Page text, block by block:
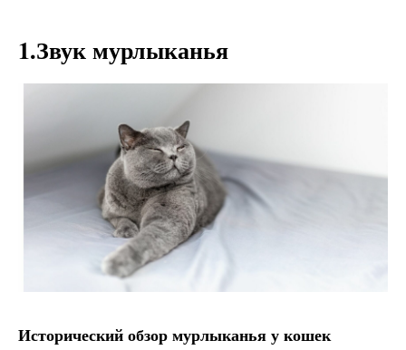
1.Звук мурлыканья
Исторический обзор мурлыканья у кошек